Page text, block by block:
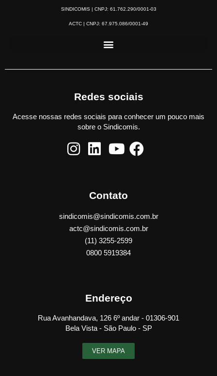
SINDICOMIS | CNPJ: 61.762.290/0001-03
ACTC | CNPJ: 67.975.086/0001-49
Redes sociais
Acesse nossas redes sociais para conhecer um pouco mais
sobre o Sindicomis.
Contato
sindicomis@sindicomis.com.br
actc@sindicomis.com.br
(11) 3255-2599
0800 5919384
Endereço
Rua Avanhandava, 126 6º andar - 01306-901
Bela Vista - São Paulo - SP
VER MAPA